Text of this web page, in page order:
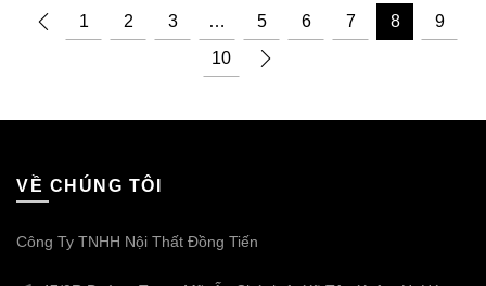
1 2 3 … 5 6 7 8
9
10
VỀ CHÚNG TÔI
Công Ty TNHH Nội Thất Đồng Tiến